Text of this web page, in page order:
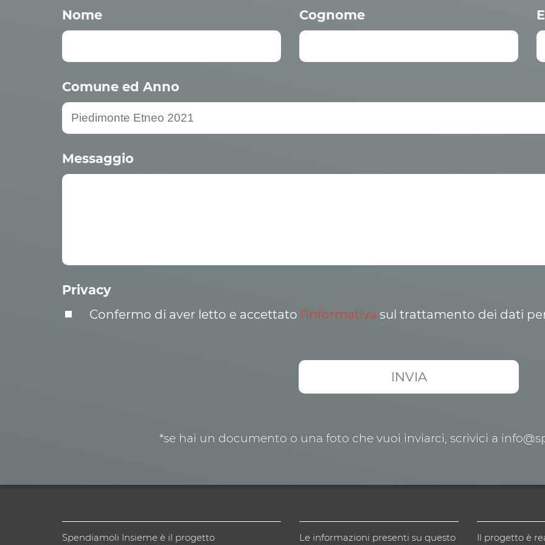
Nome Cognome
Comune ed Anno
Messaggio
Privacy
Confermo di aver letto e accettato l’informativa sul trattamento dei dati
*se hai un documento o una foto che vuoi inviarci, scrivici a
Spendiamoli Insieme è il progetto Le informazioni presenti su questo Il progetto è